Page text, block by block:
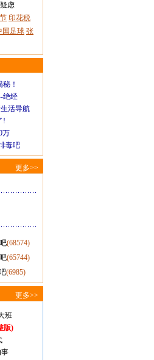
虑
印花税
国足球 张
！
绝经
活导航
!
万
毒吧
更多>>
(68574)
(65744)
(6985)
更多>>
班
版)